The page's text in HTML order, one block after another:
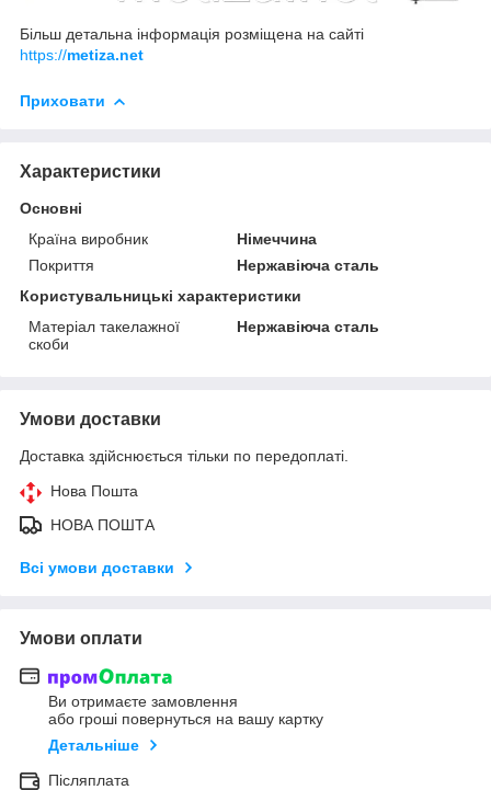
Більш детальна інформація розміщена на сайті
https://metiza.net
Приховати
Характеристики
Основні
Країна виробник
Німеччина
Покриття
Нержавіюча сталь
Користувальницькі характеристики
Матеріал такелажної
скоби
Нержавіюча сталь
Умови доставки
Доставка здійснюється тільки по передоплаті.
Нова Пошта
НОВА ПОШТА
Всі умови доставки
Умови оплати
Ви отримаєте замовлення
або гроші повернуться на вашу картку
Детальніше
Післяплата